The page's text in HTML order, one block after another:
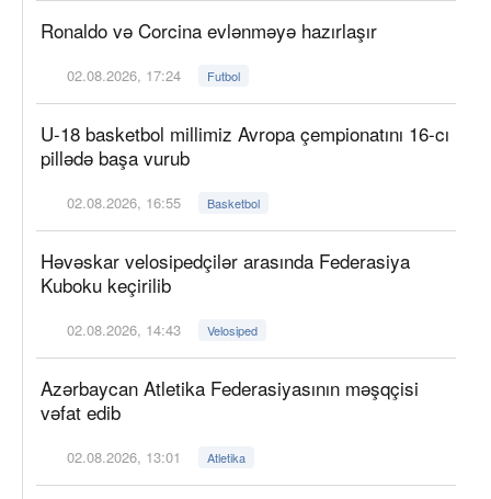
Ronaldo və Corcina evlənməyə hazırlaşır
02.08.2026, 17:24 Futbol
U-18 basketbol millimiz Avropa çempionatını 16-cı
pillədə başa vurub
02.08.2026, 16:55 Basketbol
Həvəskar velosipedçilər arasında Federasiya
Kuboku keçirilib
02.08.2026, 14:43 Velosiped
Azərbaycan Atletika Federasiyasının məşqçisi
vəfat edib
02.08.2026, 13:01 Atletika